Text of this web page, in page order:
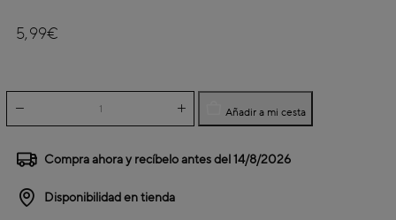
5,99€
Añadir a mi cesta
Compra ahora y recíbelo antes del14/8/2026
Disponibilidad en tienda